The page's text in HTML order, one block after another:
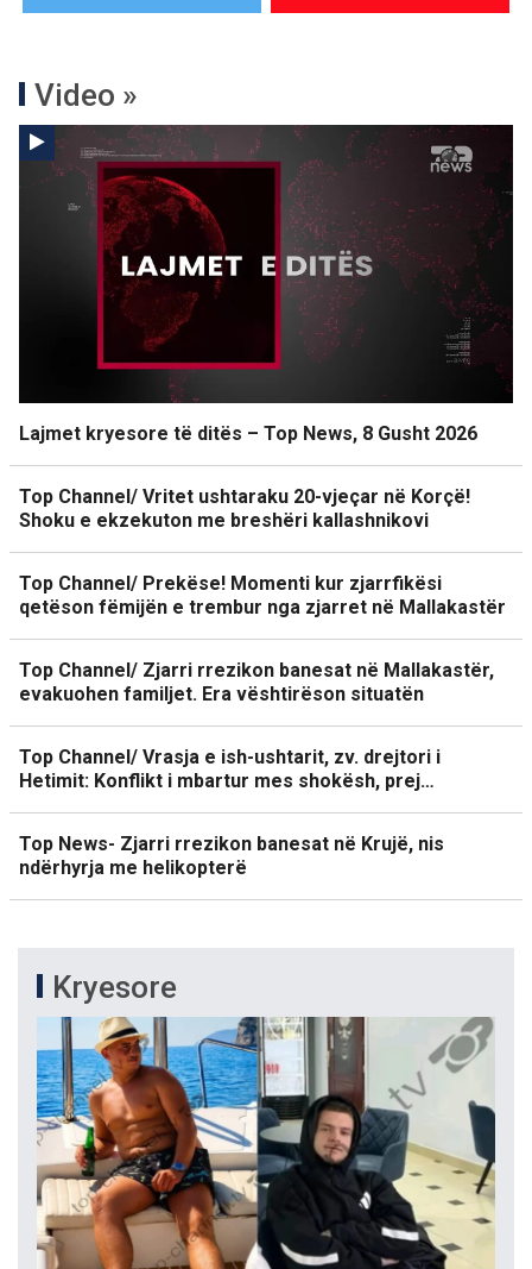
Video »
Lajmet kryesore të ditës – Top News, 8 Gusht 2026
Top Channel/ Vritet ushtaraku 20-vjeçar në Korçë!
Shoku e ekzekuton me breshëri kallashnikovi
Top Channel/ Prekëse! Momenti kur zjarrfikësi
qetëson fëmijën e trembur nga zjarret në Mallakastër
Top Channel/ Zjarri rrezikon banesat në Mallakastër,
evakuohen familjet. Era vështirëson situatën
Top Channel/ Vrasja e ish-ushtarit, zv. drejtori i
Hetimit: Konflikt i mbartur mes shokësh, prej…
Top News- Zjarri rrezikon banesat në Krujë, nis
ndërhyrja me helikopterë
Kryesore